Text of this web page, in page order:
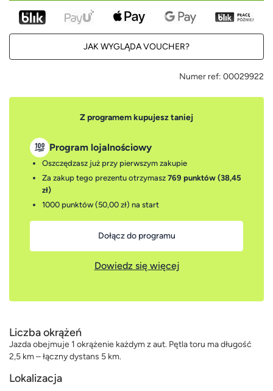
JAK WYGLĄDA VOUCHER?
Numer ref: 00029922
Z programem kupujesz taniej
Program lojalnościowy
Oszczędzasz już przy pierwszym zakupie
Za zakup tego prezentu otrzymasz 769 punktów (38,45
zł)
1000 punktów (50,00 zł) na start
Dołącz do programu
Dowiedz się więcej
Liczba okrążeń
Jazda obejmuje 1 okrążenie każdym z aut. Pętla toru ma długość
2,5 km – łączny dystans 5 km.
Lokalizacja